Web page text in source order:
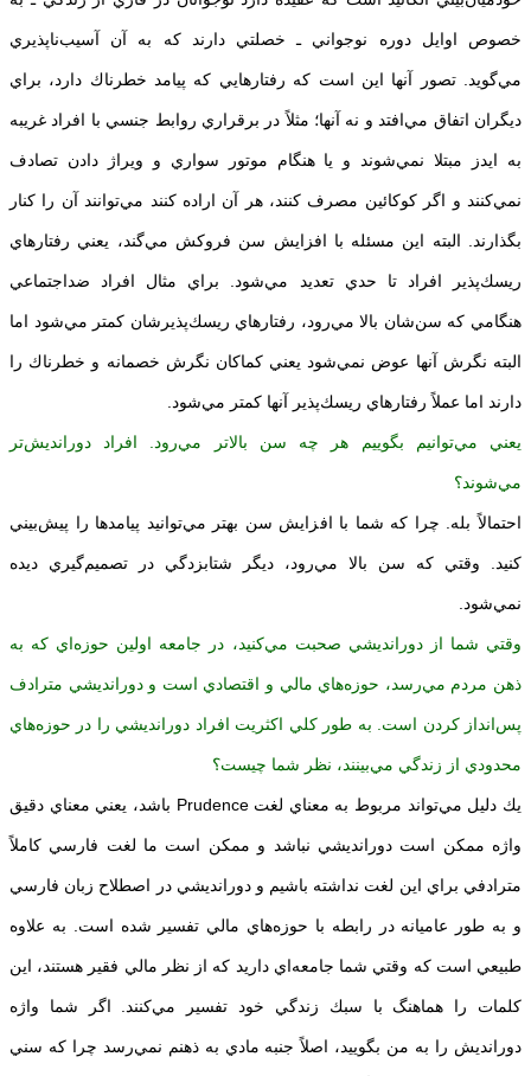
خصوص اوايل دوره نوجواني ـ خصلتي دارند كه به آن آسيب‌ناپذيري
مي‌گويد. تصور آنها اين است كه رفتارهايي كه پيامد خطرناك دارد، براي
ديگران اتفاق مي‌افتد و نه آنها؛ مثلاً در برقراري روابط جنسي با افراد غريبه
به ايدز مبتلا نمي‌شوند و يا هنگام موتور سواري و ويراژ دادن تصادف
نمي‌كنند و اگر كوكائين مصرف كنند، هر آن اراده كنند مي‌توانند آن را كنار
بگذارند. البته اين مسئله با افزايش سن فروكش مي‌گند، يعني رفتارهاي
ريسك‌پذير افراد تا حدي تعديد مي‌شود. براي مثال افراد ضداجتماعي
هنگامي كه سن‌شان بالا مي‌رود، رفتارهاي ريسك‌پذيرشان كمتر مي‌شود اما
البته نگرش آنها عوض نمي‌شود يعني كماكان نگرش خصمانه و خطرناك را
دارند اما عملاً رفتارهاي ريسك‌پذير آنها كمتر مي‌شود.
يعني مي‌توانيم بگوييم هر چه سن بالاتر مي‌رود. افراد دورانديش‌تر
مي‌‌شوند؟
احتمالاً بله. چرا كه شما با افزايش سن بهتر مي‌توانيد پيامدها را پيش‌بيني
كنيد. وقتي كه سن بالا مي‌رود، ديگر شتابزدگي در تصميم‌گيري ديده
نمي‌شود.
وقتي شما از دورانديشي صحبت مي‌كنيد، در جامعه اولين حوزه‌اي كه به
ذهن مردم مي‌رسد، حوزه‌هاي مالي و اقتصادي است و دورانديشي مترادف
پس‌انداز كردن است. به طور كلي اكثريت افراد دورانديشي را در حوزه‌هاي
محدودي از زندگي مي‌بينند، نظر شما چيست؟
يك دليل مي‌تواند مربوط به معناي لغت Prudence‌ باشد، يعني معناي دقيق
واژه ممكن است دورانديشي نباشد و ممكن است ما لغت فارسي كاملاً
مترادفي براي اين لغت نداشته باشيم و دورانديشي در اصطلاح زبان فارسي
و به طور عاميانه در رابطه با حوزه‌هاي مالي تفسير شده است. به علاوه
طبيعي است كه وقتي شما جامعه‌اي داريد كه از نظر مالي فقير هستند، اين
كلمات را هماهنگ با سبك زندگي خود تفسير مي‌كنند. اگر شما واژه
دورانديش را به من بگوييد، اصلاً جنبه مادي به ذهنم نمي‌رسد چرا كه سني